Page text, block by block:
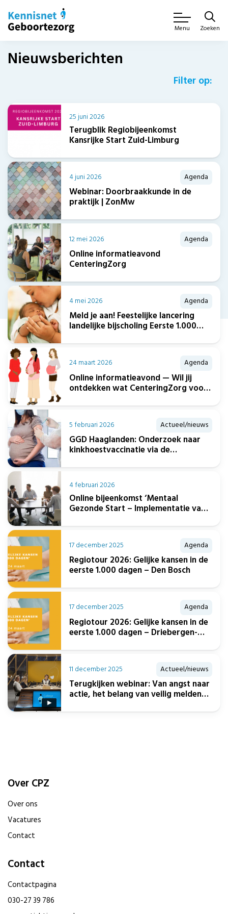
Menu Zoeken
Nieuwsberichten
Filter op:
25 juni 2026
Terugblik Regiobijeenkomst
Kansrijke Start Zuid-Limburg
4 juni 2026 Agenda
Webinar: Doorbraakkunde in de
praktijk | ZonMw
12 mei 2026 Agenda
Online informatieavond
CenteringZorg
4 mei 2026 Agenda
Meld je aan! Feestelijke lancering
landelijke bijscholing Eerste 1.000
24 maart 2026 Agenda
Online informatieavond — Wil jij
ontdekken wat CenteringZorg voor
5 februari 2026 Actueel/nieuws
GGD Haaglanden: Onderzoek naar
kinkhoestvaccinatie via de
4 februari 2026
Online bijeenkomst ‘Mentaal
Gezonde Start – Implementatie van
postpartum depressie’.
17 december 2025 Agenda
Regiotour 2026: Gelijke kansen in de
eerste 1.000 dagen – Den Bosch
17 december 2025 Agenda
Regiotour 2026: Gelijke kansen in de
eerste 1.000 dagen – Driebergen-
11 december 2025 Actueel/nieuws
Terugkijken webinar: Van angst naar
actie, het belang van veilig melden
Over CPZ
Over ons
Vacatures
Contact
Contact
Contactpagina
030-27 39 786